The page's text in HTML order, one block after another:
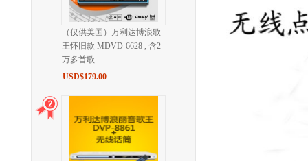
（仅供美国）万利达博浪歌
王怀旧款 MDVD-6628 , 含2
万多首歌
USD$179.00